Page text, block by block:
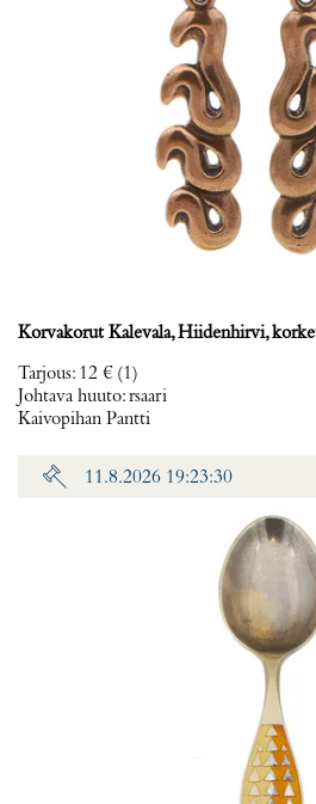
Korvakorut Kalevala, Hiidenhirvi,
Tarjous: 12 € (1)
Johtava huuto:rsaari
Kaivopihan Pantti
11.8.2026 19:23:30